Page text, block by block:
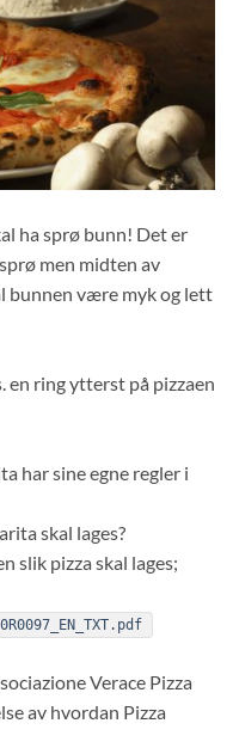
ha sprø bunn! Det er
men midten av
bunnen være myk og lett
en ring ytterst på pizzaen
har sine egne regler i
skal lages?
slik pizza skal lages;
Verace Pizza
av hvordan Pizza